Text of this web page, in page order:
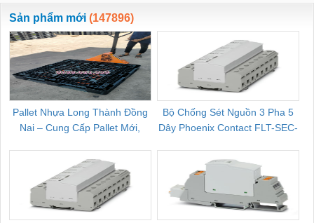
ewara
CHUA CHAY
Sản phẩm mới (147896)
Pallet Nhựa Long Thành Đồng
Nai – Cung Cấp Pallet Mới,
Bộ Chống Sét Nguồn 3 Pha 5
Dây Phoenix Contact FLT-SEC-